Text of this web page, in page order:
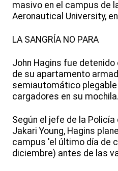
masivo en el campus de
Aeronautical University,
LA SANGRÍA NO PARA
John Hagins fue
de su apartamento
semiautomático
cargadores en su mochila.
Según el jefe de la Policía
Jakari Young, Hagins
campus 'el último día de
diciembre) antes de las